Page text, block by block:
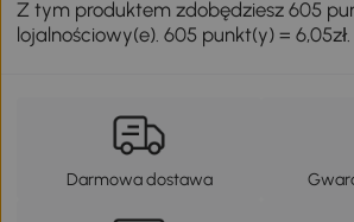
Z tym produktem zdobędziesz 605
lojalnościowy(e). 605 punkt(y) =
Darmowa dostawa